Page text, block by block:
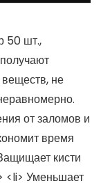
50 шт.,
не
от заломов и
время
кисти
<li> Уменьшает